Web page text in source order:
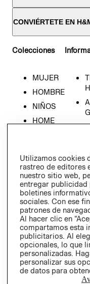
CONVIÉRTETE EN
Colecciones
MUJER
HOMBRE
NIÑOS
HOME
Utilizamos cookies
rastreo de editores
nuestro sitio web,
entregar publicidad
boletines
sociales. Con ese
patrones de
Al hacer clic en
compartamos esta
publicitarios. Al
opcionales, lo que
personalizadas.
personalizar sus
de datos para